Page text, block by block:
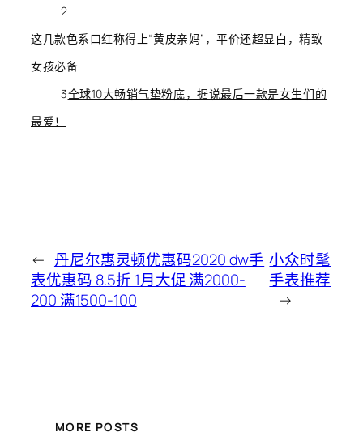
2
这几款色系口红称得上“黄皮亲妈”，平价还超显白，精致
女孩必备
3全球10大畅销气垫粉底，据说最后一款是女生们的
最爱！
← 丹尼尔惠灵顿优惠码2020 dw手
表优惠码 8.5折 1月大促 满2000-
200 满1500-100
小众时髦
手表推荐
→
MORE POSTS